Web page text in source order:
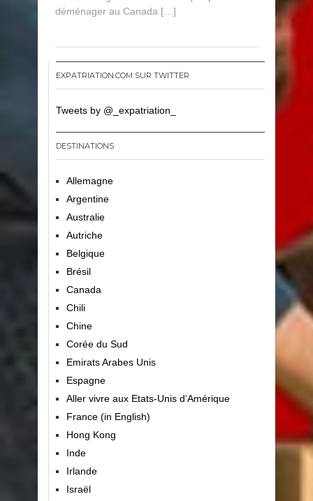
0
déménager au Canada […]
EXPATRIATION.COM SUR TWITTER
Tweets by @_expatriation_
DESTINATIONS
Allemagne
Argentine
Australie
Autriche
Belgique
Brésil
Canada
Chili
Chine
Corée du Sud
Emirats Arabes Unis
Espagne
Aller vivre aux Etats-Unis d’Amérique
France (in English)
Hong Kong
Inde
Irlande
Israël